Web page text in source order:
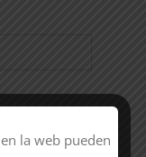
la web pueden